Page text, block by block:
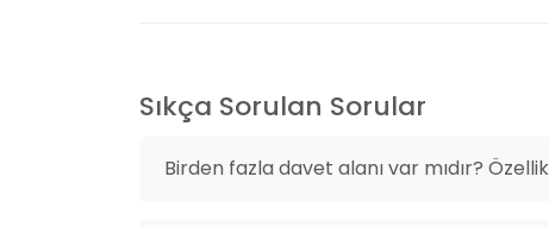
Sıkça Sorulan Sorular
Birden fazla davet alanı var mıdır?